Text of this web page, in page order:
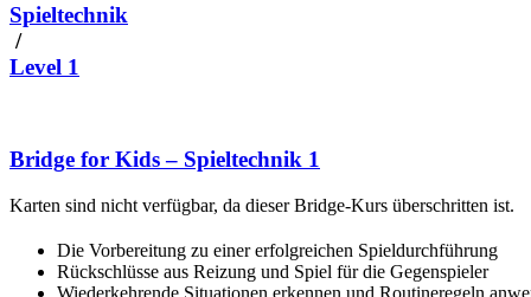
Spieltechnik
/
Level 1
Bridge for Kids – Spieltechnik 1
Karten sind nicht verfügbar, da dieser Bridge-Kurs überschritten ist.
Die Vorbereitung zu einer erfolgreichen Spieldurchführung
Rückschlüsse aus Reizung und Spiel für die Gegenspieler
Wiederkehrende Situationen erkennen und Routineregeln